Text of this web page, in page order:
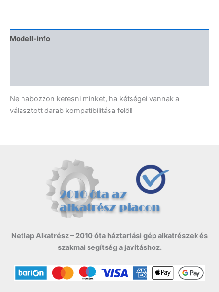
Modell-info
Ne habozzon keresni minket, ha kétségei vannak a
választott darab kompatibilitása felől!
Netlap Alkatrész – 2010 óta háztartási gép alkatrészek és
szakmai segítség a javításhoz.